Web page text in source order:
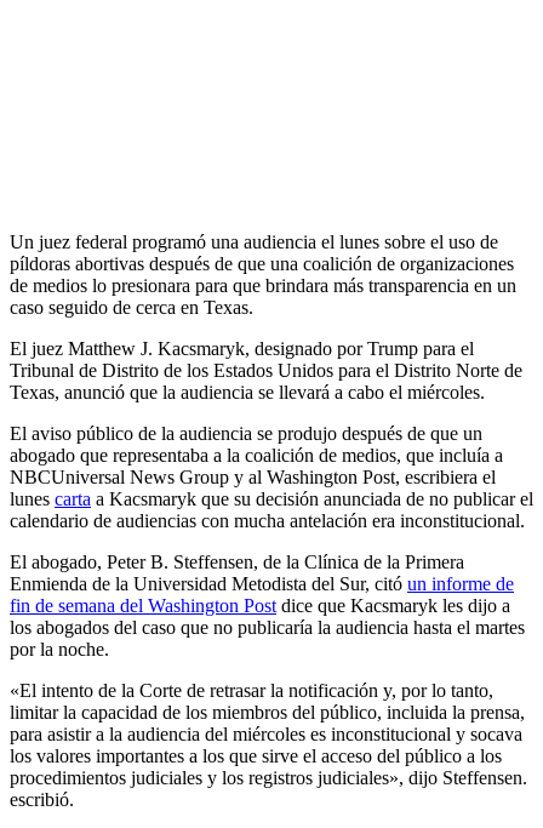
Un juez federal programó una audiencia el lunes sobre el uso de
píldoras abortivas después de que una coalición de organizaciones
de medios lo presionara para que brindara más transparencia en un
caso seguido de cerca en Texas.
El juez Matthew J. Kacsmaryk, designado por Trump para el
Tribunal de Distrito de los Estados Unidos para el Distrito Norte de
Texas, anunció que la audiencia se llevará a cabo el miércoles.
El aviso público de la audiencia se produjo después de que un
abogado que representaba a la coalición de medios, que incluía a
NBCUniversal News Group y al Washington Post, escribiera el
lunes carta a Kacsmaryk que su decisión anunciada de no publicar el
calendario de audiencias con mucha antelación era inconstitucional.
El abogado, Peter B. Steffensen, de la Clínica de la Primera
Enmienda de la Universidad Metodista del Sur, citó un informe de
fin de semana del Washington Post dice que Kacsmaryk les dijo a
los abogados del caso que no publicaría la audiencia hasta el martes
por la noche.
«El intento de la Corte de retrasar la notificación y, por lo tanto,
limitar la capacidad de los miembros del público, incluida la prensa,
para asistir a la audiencia del miércoles es inconstitucional y socava
los valores importantes a los que sirve el acceso del público a los
procedimientos judiciales y los registros judiciales», dijo Steffensen.
escribió.